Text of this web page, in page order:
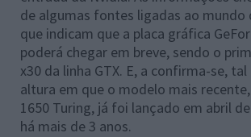
de algumas fontes ligadas ao mundo
que indicam que a placa gráfica
poderá chegar em breve, sendo o
x30 da linha GTX. E, a confirma-se,
altura em que o modelo mais
1650 Turing, já foi lançado em abril
há mais de 3 anos.